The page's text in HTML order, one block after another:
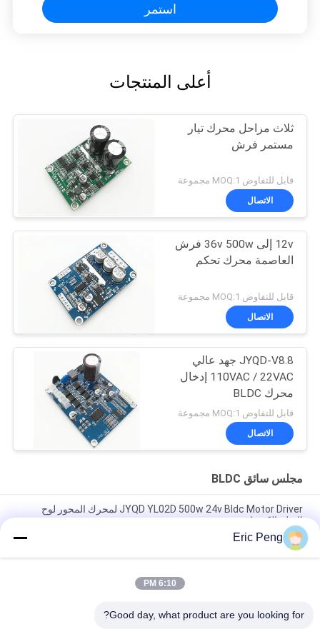
استمر
أعلى المنتجات
ثلاث مراحل محرك تيار
مستمر فرش
قابل للتفاوض MOQ:1 مجموعة
الاتصال
12v إلى 36v 500w فرش
العاصمة محرك تحكم
قابل للتفاوض MOQ:1 مجموعة
الاتصال
JYQD-V8.8 جهد عالي
110VAC / 22VAC إدخال
محرك BLDC
قابل للتفاوض MOQ:1 مجموعة
الاتصال
مجلس سائق BLDC
JYQD YL02D 500w 24v Bldc Motor Driver لمحرك المحور لوح
التزلج الكهربائي
بمحرك تيار مستمر Pwm
Eric Peng
6:10 PM
Good day, what product are you looking for?